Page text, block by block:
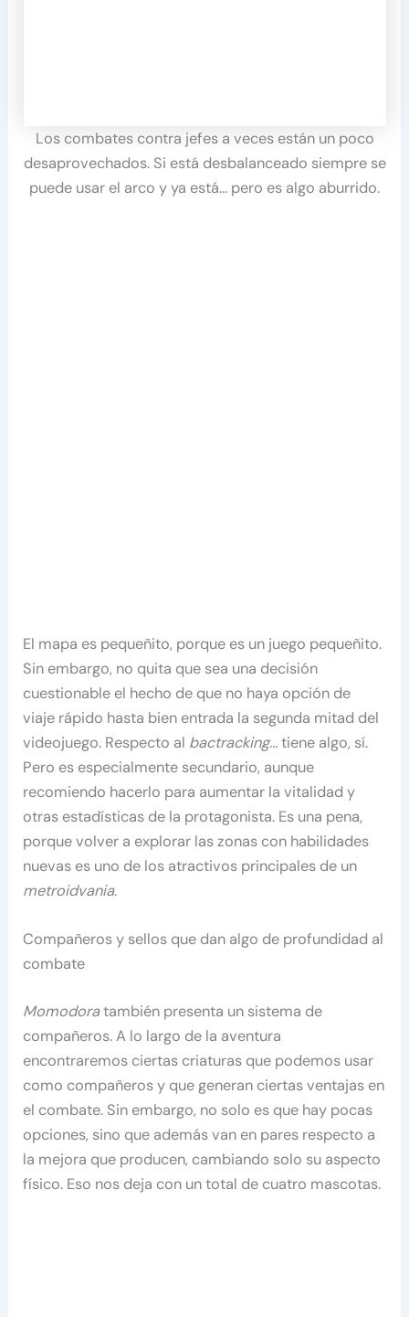
Los combates contra jefes a veces están un poco
desaprovechados. Si está desbalanceado siempre se
puede usar el arco y ya está… pero es algo aburrido.
El mapa es pequeñito, porque es un juego pequeñito.
Sin embargo, no quita que sea una decisión
cuestionable el hecho de que no haya opción de
viaje rápido hasta bien entrada la segunda mitad del
videojuego. Respecto al bactracking…tiene algo, sí.
Pero es especialmente secundario, aunque
recomiendo hacerlo para aumentar la vitalidad y
otras estadísticas de la protagonista. Es una pena,
porque volver a explorar las zonas con habilidades
nuevas es uno de los atractivos principales de un
metroidvania.
Compañeros y sellos que dan algo de profundidad al
combate
Momodoratambién presenta un sistema de
compañeros. A lo largo de la aventura
encontraremos ciertas criaturas que podemos usar
como compañeros y que generan ciertas ventajas en
el combate. Sin embargo, no solo es que hay pocas
opciones, sino que además van en pares respecto a
la mejora que producen, cambiando solo su aspecto
físico. Eso nos deja con un total de cuatro mascotas.